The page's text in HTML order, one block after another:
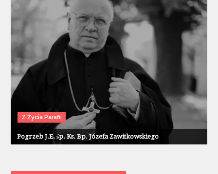
Z Życia Parafii
Pogrzeb J.E. śp. Ks. Bp. Józefa Zawitkowskiego